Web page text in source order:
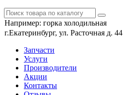
Например: горка холодильная
г.Екатеринбург, ул. Расточная д. 44
Запчасти
Услуги
Производители
Акции
Контакты